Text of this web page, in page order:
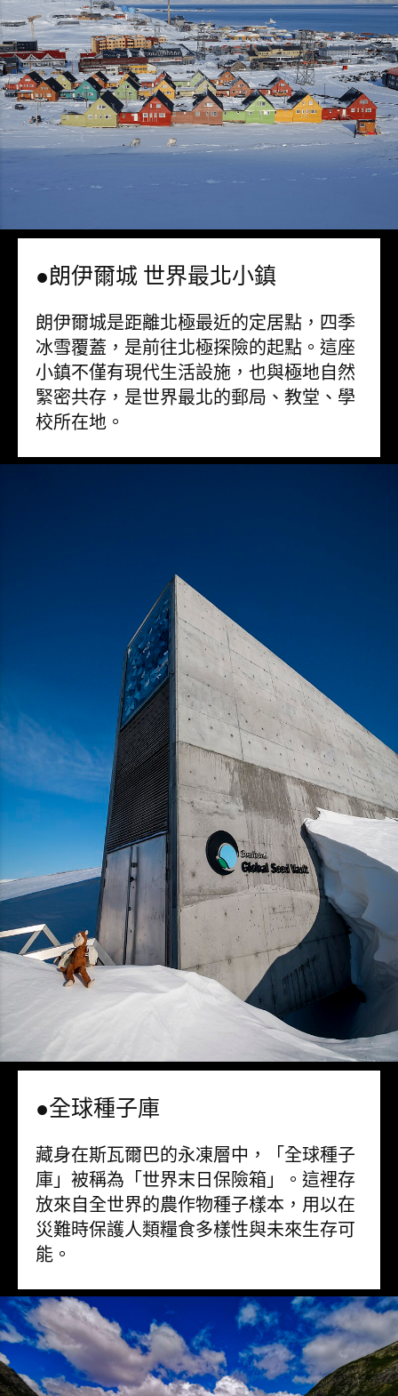
●朗伊爾城 世界最北小鎮
朗伊爾城是距離北極最近的定居點，四季
冰雪覆蓋，是前往北極探險的起點。這座
小鎮不僅有現代生活設施，也與極地自然
緊密共存，是世界最北的郵局、教堂、學
校所在地。
●全球種子庫
藏身在斯瓦爾巴的永凍層中，「全球種子
庫」被稱為「世界末日保險箱」。這裡存
放來自全世界的農作物種子樣本，用以在
災難時保護人類糧食多樣性與未來生存可
能。